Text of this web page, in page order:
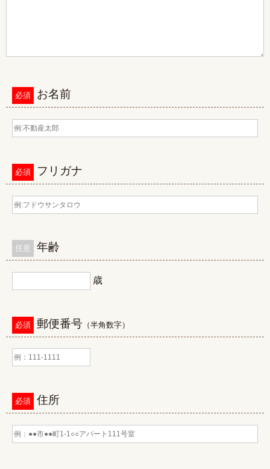
必須 お名前
必須 フリガナ
任意 年齢
歳
必須 郵便番号 （半角数字）
必須 住所